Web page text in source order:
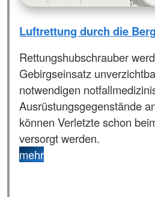
Luftrettung durch die
Rettungshubschrauber
Gebirgseinsatz
notwendigen
Ausrüstungsgegenstände
können Verletzte schon
versorgt werden.
mehr